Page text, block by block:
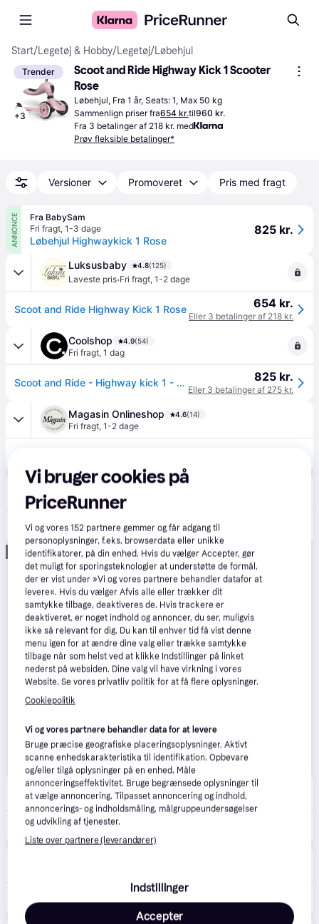
Start/Legetøj & Hobby/Legetøj/Løbehjul
Trender
+3
Scoot and Ride Highway Kick 1 Scooter
Rose
Løbehjul, Fra 1 år, Seats: 1, Max 50 kg
Sammenlign priser fra654 kr.til960 kr.
Fra 3 betalinger af 218 kr. med
Prøv fleksible betalinger*
Versioner Promoveret Pris med fragt
ANNONCE
Fra BabySam
Fri fragt, 1-3 dage
Løbehjul Highwaykick 1 Rose
825 kr.
Luksusbaby 4.8(125)
Laveste pris·Fri fragt, 1-2 dage
Scoot and Ride Highway Kick 1 Rose 654 kr.
Eller 3 betalinger af 218 kr.
Coolshop 4.9(54)
Fri fragt, 1 dag
Scoot and Ride - Highway kick 1 - Rosa - Fri fragt og klar til levering - Prismatch - Rose 825 kr.
Eller 3 betalinger af 275 kr.
Magasin Onlineshop 4.6(14)
Fri fragt, 1-2 dage
Kids-world.dk 2.0 (1)
Fri fragt,1-2 dage
Annonce
BabySam 4.8 (10)
Fri fragt,1-3 dage
Løbehjul Highwaykick 1 Rose
Scoot & Ride Highwaykick 1 Løbehjul Rose Rose-1-5 Y Lyserød 1-5 år Drenge, Piger829 kr.
Vi bruger cookies på
PriceRunner
Vi og vores152 partnere gemmer og får adgang til
personoplysninger, f.eks. browserdata eller unikke
identifikatorer, på din enhed. Hvis du vælger Accepter, gør
det muligt for sporingsteknologier at understøtte de formål,
der er vist under »Vi og vores partnere behandler datafor at
levere«. Hvis du vælger Afvis alle eller trækker dit
samtykke tilbage, deaktiveres de. Hvis trackere er
deaktiveret, er noget indhold og annoncer, du ser, muligvis
ikke så relevant for dig. Du kan til enhver tid få vist denne
menu igen for at ændre dine valg eller trække samtykke
tilbage når som helst ved at klikke Indstillinger på linket
nederst på websiden. Dine valg vil have virkning i vores
Website. Se vores privatliv politik for at få flere oplysninger.
Cookiepolitik
Vi og vores partnere behandler data for at levere
Bruge præcise geografiske placeringsoplysninger. Aktivt
scanne enhedskarakteristika til identifikation. Opbevare
og/eller tilgå oplysninger på en enhed. Måle
annonceringseffektivitet. Bruge begrænsede oplysninger til
at vælge annoncering. Tilpasset annoncering og indhold,
annoncerings- og indholdsmåling, målgruppeundersøgelser
og udvikling af tjenester.
Liste over partnere (leverandører)
Indstillinger
Accepter